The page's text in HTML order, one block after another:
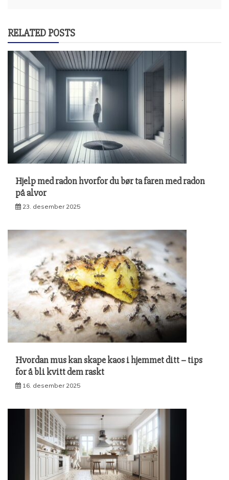
RELATED POSTS
Hjelp med radon hvorfor du bør ta faren med radon
på alvor
23. desember 2025
Hvordan mus kan skape kaos i hjemmet ditt – tips
for å bli kvitt dem raskt
16. desember 2025